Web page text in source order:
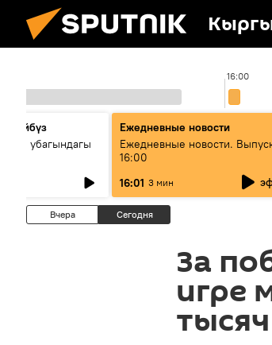
16:00
өз убагындагы
Ежедневные новости
Ежедневные новости.
16:00
16:01 3 мин
Вчера Сегодня
За
игре